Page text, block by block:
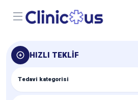
Open menu
HIZLI TEKLIF